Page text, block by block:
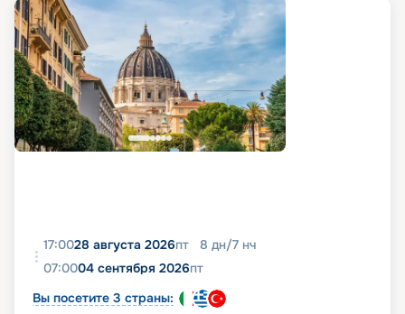
17:0028 августа 2026пт 8 дн/7 нч
07:0004 сентября 2026пт
Вы посетите 3 страны: